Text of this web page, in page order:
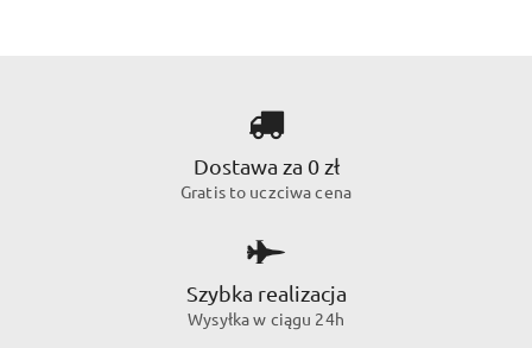
Dostawa za 0 zł
Gratis to uczciwa cena
Szybka realizacja
Wysyłka w ciągu 24h